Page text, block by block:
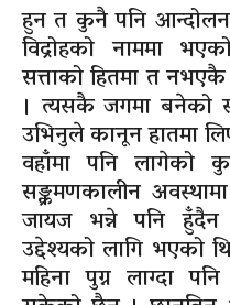
हुन त कुनै पनि आन्दोलन
विद्रोहको नाममा
सत्ताको हितमा त
। त्यसकै जगमा बनेको
उभिनुले कानून हातमा
वहाँमा पनि लागेको
सङ्क्रमणकालीन
जायज भन्ने पनि
उद्देश्यको लागि भएको
महिना पुग्न लाग्दा